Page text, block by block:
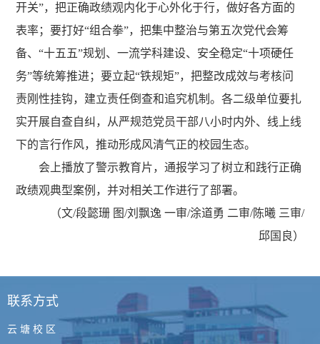
开关”，把正确政绩观内化于心外化于行，做好各方面的
表率；要打好“组合拳”，把集中整治与第五次党代会筹
备、“十五五”规划、一流学科建设、安全稳定“十项硬任
务”等统筹推进；要立起“铁规矩”，把整改成效与考核问
责刚性挂钩，建立责任倒查和追究机制。各二级单位要扎
实开展自查自纠，从严规范党员干部八小时内外、线上线
下的言行作风，推动形成风清气正的校园生态。
会上播放了警示教育片，通报学习了树立和践行正确
政绩观典型案例，并对相关工作进行了部署。
（文/段懿珊 图/刘飘逸 一审/涂道勇 二审/陈曦 三审/
邱国良）
联系方式
云 塘 校 区